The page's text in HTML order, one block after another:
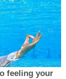
feeling your